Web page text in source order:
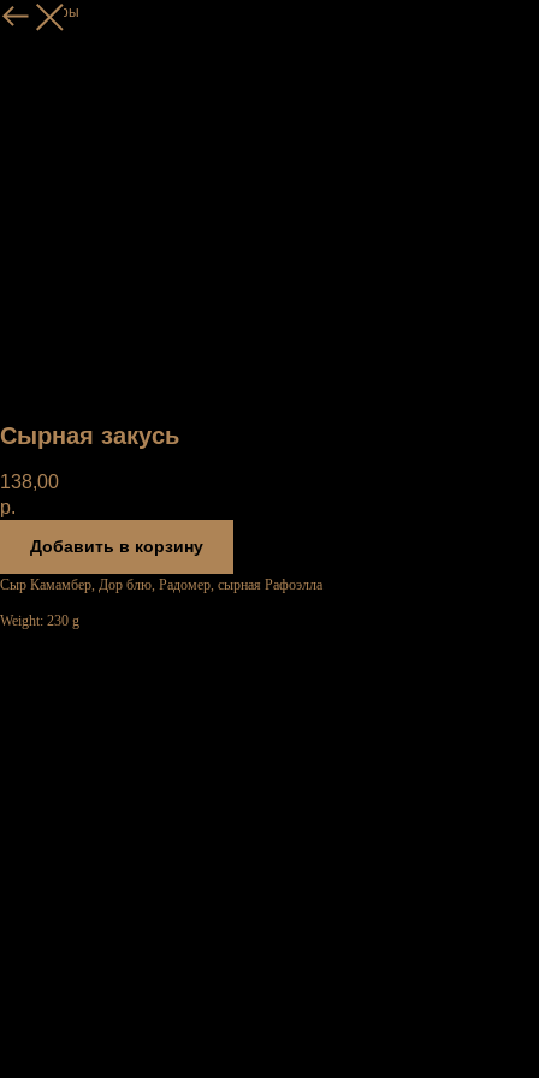
Все товары
Сырная закусь
138,00
р.
Добавить в корзину
Сыр Камамбер, Дор блю, Радомер, сырная Рафоэлла
Weight: 230 g